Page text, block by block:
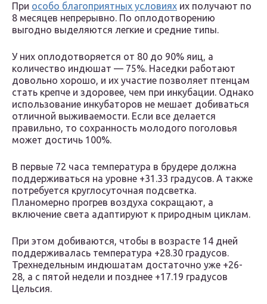
При особо благоприятных условиях их получают по
8 месяцев непрерывно. По оплодотворению
выгодно выделяются легкие и средние типы.
У них оплодотворяется от 80 до 90% яиц, а
количество индюшат — 75%. Наседки работают
довольно хорошо, и их участие позволяет птенцам
стать крепче и здоровее, чем при инкубации. Однако
использование инкубаторов не мешает добиваться
отличной выживаемости. Если все делается
правильно, то сохранность молодого поголовья
может достичь 100%.
В первые 72 часа температура в брудере должна
поддерживаться на уровне +31.33 градусов. А также
потребуется круглосуточная подсветка.
Планомерно прогрев воздуха сокращают, а
включение света адаптируют к природным циклам.
При этом добиваются, чтобы в возрасте 14 дней
поддерживалась температура +28.30 градусов.
Трехнедельным индюшатам достаточно уже +26-
28, а с пятой недели и позднее +17.19 градусов
Цельсия.